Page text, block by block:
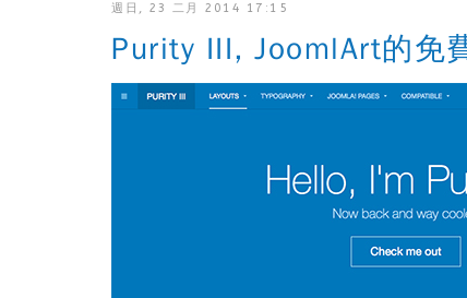
週日, 23 二月 2014 17:15
Purity III, JoomlArt的免